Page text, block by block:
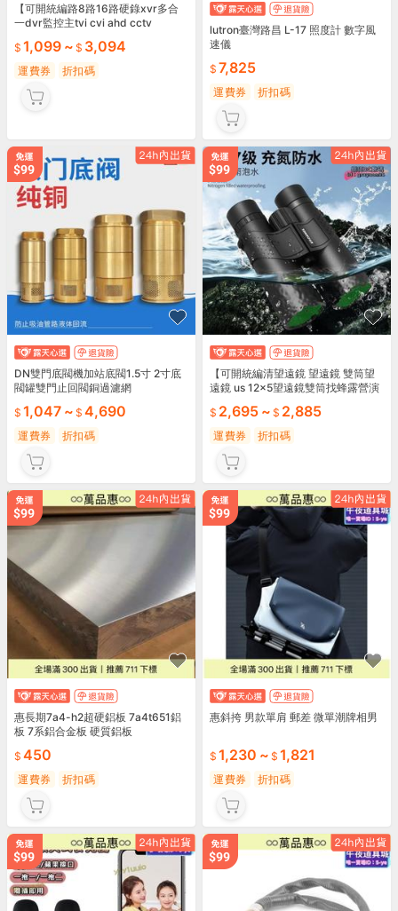
【可開統編路8路16路硬錄xvr多合
一dvr監控主tvi cvi ahd cctv
1,099 ~ 3,094
運費券 折扣碼
lutron臺灣路昌 L-17 照度計 數字風
速儀
7,825
運費券 折扣碼
DN雙門底閥機加站底閥1.5寸 2寸底
閥罐雙門止回閥銅過濾網
1,047 ~ 4,690
運費券 折扣碼
【可開統編清望遠鏡 望遠鏡 雙筒望
遠鏡 us 12x5望遠鏡雙筒找蜂露營演
2,695 ~ 2,885
運費券 折扣碼
惠長期7a4-h2超硬鋁板 7a4t651鋁
板 7系鋁合金板 硬質鋁板
450
運費券 折扣碼
惠斜挎 男款單肩 郵差 微單潮牌相男
1,230 ~ 1,821
運費券 折扣碼